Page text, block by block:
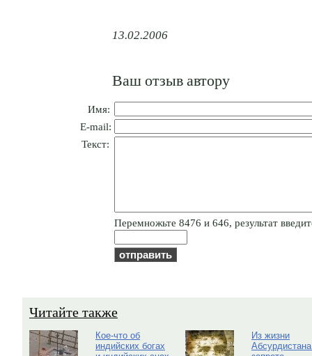
13.02.2006
Ваш отзыв автору
Имя:
E-mail:
Текст:
Пepeмнoжьтe 8476 и 646, результат
Читайте также
Кое-что об
индийских богах
Из жизни